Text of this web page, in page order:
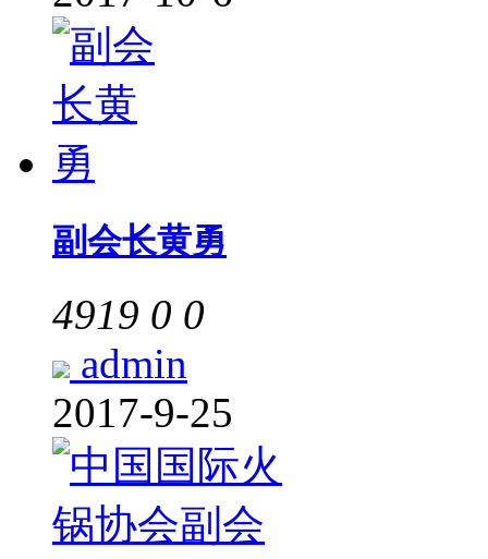
副会长黄勇
4919 0 0
admin
2017-9-25